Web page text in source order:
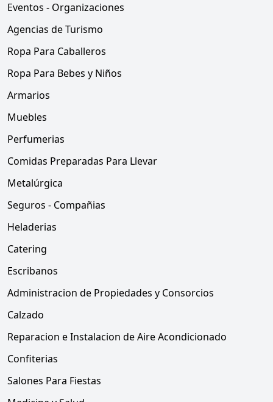
Eventos - Organizaciones
Agencias de Turismo
Ropa Para Caballeros
Ropa Para Bebes y Niños
Armarios
Muebles
Perfumerias
Comidas Preparadas Para Llevar
Metalúrgica
Seguros - Compañias
Heladerias
Catering
Escribanos
Administracion de Propiedades y Consorcios
Calzado
Reparacion e Instalacion de Aire Acondicionado
Confiterias
Salones Para Fiestas